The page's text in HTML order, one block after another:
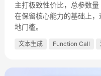
主打极致性价比，总参数量
在保留核心能力的基础上
地门槛。
文本生成 Function Call